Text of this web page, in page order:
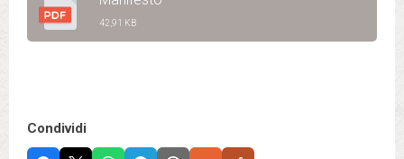
42,91 KB
Condividi